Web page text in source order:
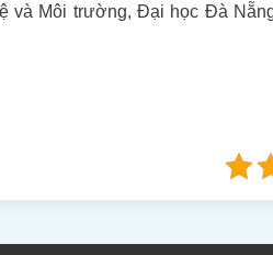
và Môi trường, Đại học Đà